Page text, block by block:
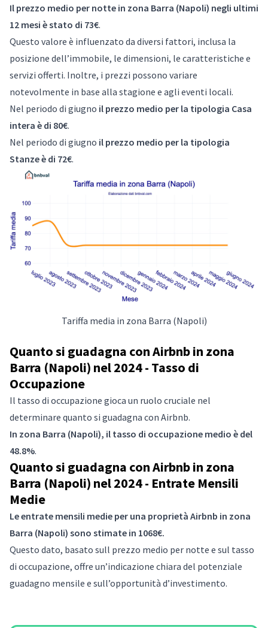
Il prezzo medio per notte in zona Barra (Napoli) negli ultimi
12 mesi è stato di 73€.
Questo valore è influenzato da diversi fattori, inclusa la
posizione dell’immobile, le dimensioni, le caratteristiche e
servizi offerti. Inoltre, i prezzi possono variare
notevolmente in base alla stagione e agli eventi locali.
Nel periodo di giugno il prezzo medio per la tipologia Casa
intera è di 80€.
Nel periodo di giugno il prezzo medio per la tipologia
Stanze è di 72€.
Tariffa media in zona Barra (Napoli)
Quanto si guadagna con Airbnb in zona
Barra (Napoli) nel 2024 - Tasso di
Occupazione
Il tasso di occupazione gioca un ruolo cruciale nel
determinare quanto si guadagna con Airbnb.
In zona Barra (Napoli), il tasso di occupazione medio è del
48.8%.
Quanto si guadagna con Airbnb in zona
Barra (Napoli) nel 2024 - Entrate Mensili
Medie
Le entrate mensili medie per una proprietà Airbnb in zona
Barra (Napoli) sono stimate in 1068€.
Questo dato, basato sull prezzo medio per notte e sul tasso
di occupazione, offre un’indicazione chiara del potenziale
guadagno mensile e sull’opportunità d’investimento.